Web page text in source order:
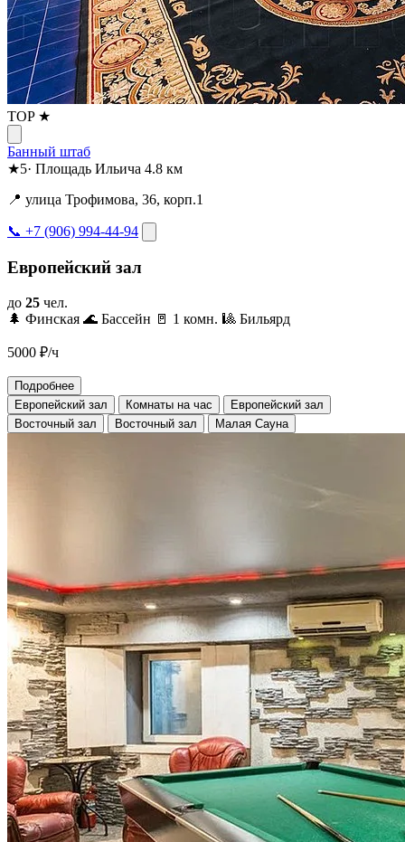
TOP ★
Банный штаб
★5· Площадь Ильича 4.8 км
📍 улица Трофимова, 36, корп.1
📞 +7 (906) 994-44-94
Европейский зал
до 25 чел.
🌲 Финская 🌊 Бассейн 🚪 1 комн. 🎱 Бильярд
5000 ₽/ч
Подробнее
Европейский зал
Комнаты на час
Европейский зал
Восточный зал
Восточный зал Малая Сауна